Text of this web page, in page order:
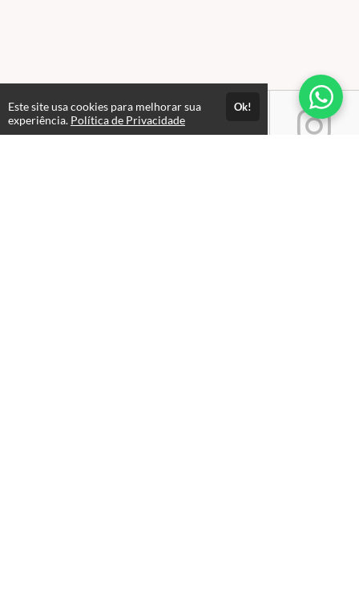
Este site usa cookies para melhorar sua
experiência. Política de Privacidade
Ok!